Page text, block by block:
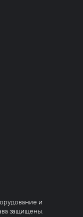
и
защищены.